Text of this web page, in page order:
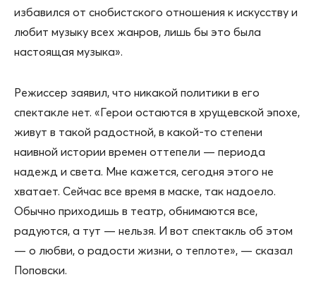
избавился от снобистского отношения к искусству и
любит музыку всех жанров, лишь бы это была
настоящая музыка».
Режиссер заявил, что никакой политики в его
спектакле нет. «Герои остаются в хрущевской эпохе,
живут в такой радостной, в какой-то степени
наивной истории времен оттепели — периода
надежд и света. Мне кажется, сегодня этого не
хватает. Сейчас все время в маске, так надоело.
Обычно приходишь в театр, обнимаются все,
радуются, а тут — нельзя. И вот спектакль об этом
— о любви, о радости жизни, о теплоте», — сказал
Поповски.